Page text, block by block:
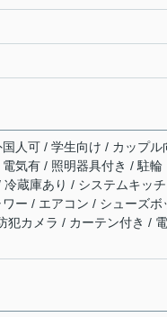
人可 / 学生向け / カップル
気有 / 照明器具付き / 駐輪
蔵庫あり / システムキッチ
ー / エアコン / シューズボ
犯カメラ / カーテン付き /